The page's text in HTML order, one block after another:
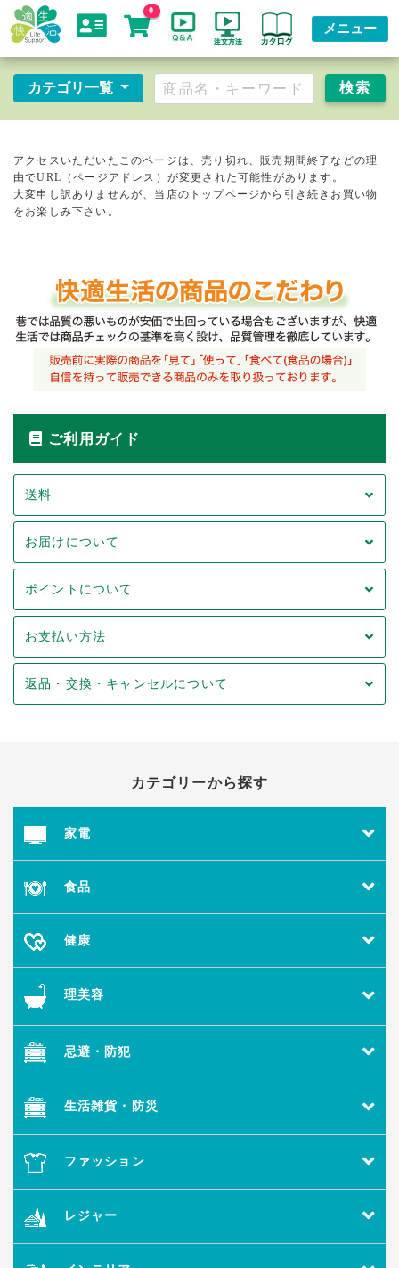
0
メニュー
カテゴリ一覧
アクセスいただいたこのページは、売り切れ、販売期間終了などの理
由でURL（ページアドレス）が変更された可能性があります。
大変申し訳ありませんが、当店のトップページから引き続きお買い物
をお楽しみ下さい。
ご利用ガイド
送料
お届けについて
ポイントについて
お支払い方法
返品・交換・キャンセルについて
カテゴリーから探す
家電
食品
健康
理美容
忌避・防犯
生活雑貨・防災
ファッション
レジャー